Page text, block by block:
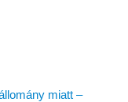
miatt –